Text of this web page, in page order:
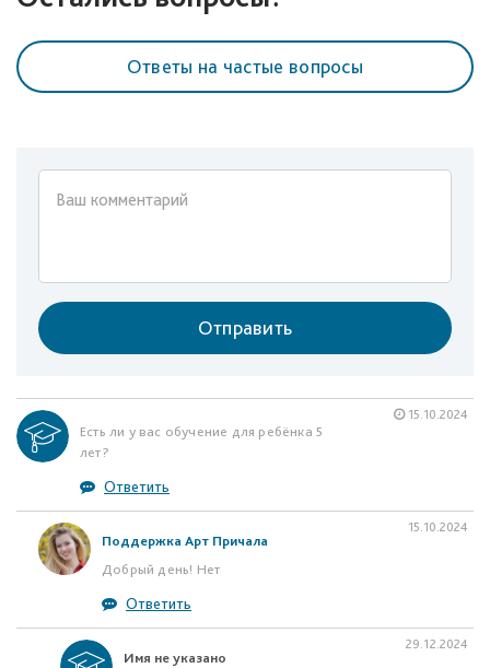
Ответы на частые вопросы
Отправить
15.10.2024
Есть ли у вас обучение для ребёнка 5
лет?
Ответить
15.10.2024
Поддержка Арт Причала
Добрый день! Нет
Ответить
29.12.2024
Имя не указано